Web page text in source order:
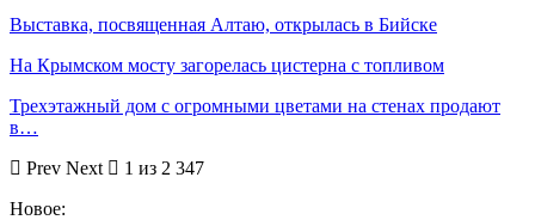
Выставка, посвященная Алтаю, открылась в Бийске
На Крымском мосту загорелась цистерна с топливом
Трехэтажный дом с огромными цветами на стенах продают
в…
Prev Next
1 из 2 347
Новое: